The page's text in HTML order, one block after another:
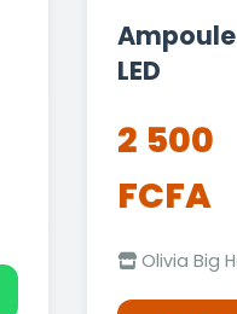
LED
2 500
FCFA
Olivia Big